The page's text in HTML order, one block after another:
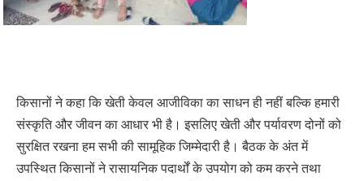
किसानों ने कहा कि खेती केवल आजीविका का साधन ही नहीं बल्कि हमारी
संस्कृति और जीवन का आधार भी है। इसलिए खेती और पर्यावरण दोनों को
सुरक्षित रखना हम सभी की सामूहिक जिम्मेदारी है। बैठक के अंत में
उपस्थित किसानों ने रासायनिक पदार्थों के उपयोग को कम करने तथा